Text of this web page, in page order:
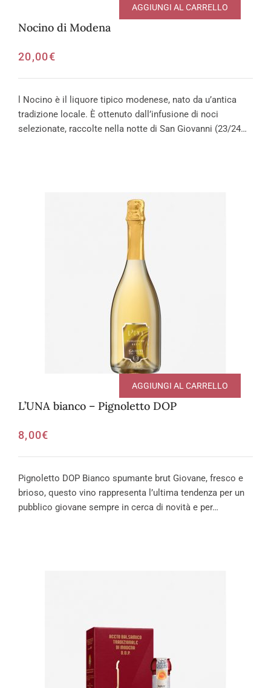
Nocino di Modena
20,00€
AGGIUNGI AL CARRELLO
l Nocino è il liquore tipico modenese, nato da u’antica
tradizione locale. È ottenuto dall’infusione di noci
selezionate, raccolte nella notte di San Giovanni (23/24…
L’UNA bianco – Pignoletto DOP
8,00€
AGGIUNGI AL CARRELLO
Pignoletto DOP Bianco spumante brut Giovane, fresco e
brioso, questo vino rappresenta l’ultima tendenza per un
pubblico giovane sempre in cerca di novità e per…